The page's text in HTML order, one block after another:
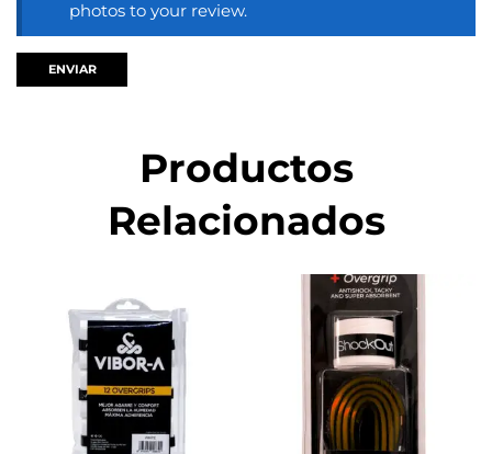
photos to your review.
Productos
Relacionados